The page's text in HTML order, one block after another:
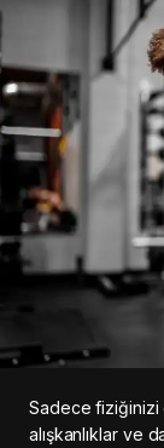
Sadece fiziğinizi
alışkanlıklar ve